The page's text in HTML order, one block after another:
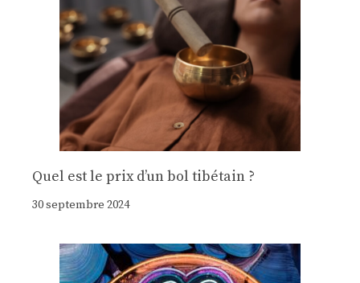
Quel est le prix d’un bol tibétain ?
30 septembre 2024